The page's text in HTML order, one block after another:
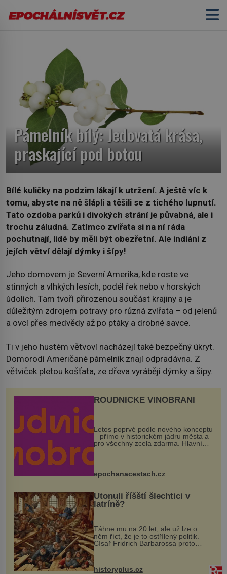
Pámelník bílý: Jedovatá krása,
praskající pod botou
Bílé kuličky na podzim lákají k utržení. A ještě víc k
tomu, abyste na ně šlápli a těšili se z tichého lupnutí.
Tato ozdoba parků i divokých strání je půvabná, ale i
trochu záludná. Zatímco zvířata si na ní ráda
pochutnají, lidé by měli být obezřetní. Ale indiáni z
jejích větví dělají dýmky i šípy!
Jeho domovem je Severní Amerika, kde roste ve
stinných a vlhkých lesích, podél řek nebo v horských
údolích. Tam tvoří přirozenou součást krajiny a je
důležitým zdrojem potravy pro různá zvířata – od jelenů
a ovcí přes medvědy až po ptáky a drobné savce.
Ti v jeho hustém větvoví nacházejí také bezpečný úkryt.
Domorodí Američané pámelník znají odpradávna. Z
větviček pletou košťata, ze dřeva vyrábějí dýmky a šípy.
ROUDNICKÉ VINOBRANÍ
Letos poprvé podle nového konceptu
– přímo v historickém jádru města a
pro všechny zcela zdarma. Hlavní
program se odehraje na Karlově a
mohou těšit na víno, burčák, pes...
epochanacestach.cz
Utonuli říšští šlechtici v
latríně?
Táhne mu na 20 let, ale už lze o
něm říct, že je to ostřílený politik.
Císař Fridrich Barbarossa proto
posílá svého syna a dědice Jindřicha
VI. do Erfurtu, aby se stal
prostředníkem při řešení sporu m...
historyplus.cz